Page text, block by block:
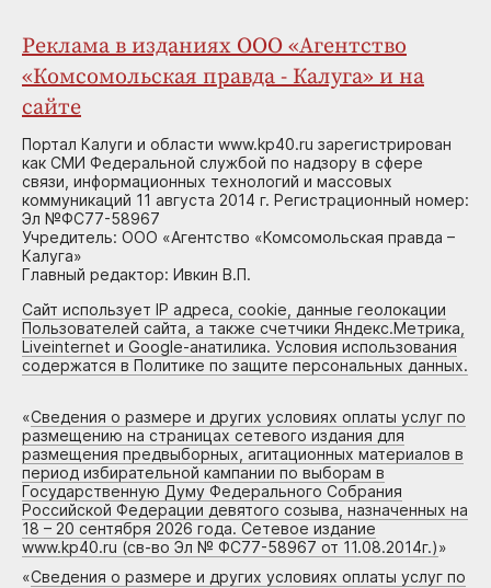
Реклама в изданиях ООО «Агентство
«Комсомольская правда - Калуга» и на
сайте
Портал Калуги и области www.kp40.ru зарегистрирован
как СМИ Федеральной службой по надзору в сфере
связи, информационных технологий и массовых
коммуникаций 11 августа 2014 г. Регистрационный номер:
Эл №ФС77-58967
Учредитель: ООО «Агентство «Комсомольская правда –
Калуга»
Главный редактор: Ивкин В.П.
Сайт использует IP адреса, cookie, данные геолокации
Пользователей сайта, а также счетчики Яндекс.Метрика,
Liveinternet и Google-анатилика. Условия использования
содержатся в Политике по защите персональных данных.
«Сведения о размере и других условиях оплаты услуг по
размещению на страницах сетевого издания для
размещения предвыборных, агитационных материалов в
период избирательной кампании по выборам в
Государственную Думу Федерального Собрания
Российской Федерации девятого созыва, назначенных на
18 – 20 сентября 2026 года. Сетевое издание
www.kp40.ru (св-во Эл № ФС77-58967 от 11.08.2014г.)»
«Сведения о размере и других условиях оплаты услуг по